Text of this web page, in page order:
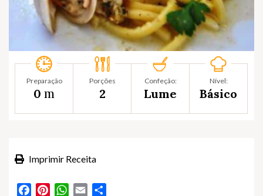
Preparação
0 m
Porções
2
Confeção:
Lume
Nível:
Básico
Imprimir Receita
FacebookPinterestWhatsApp
Email